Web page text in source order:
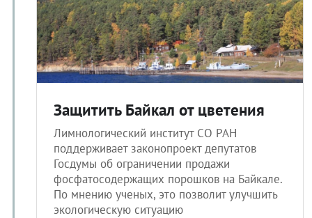
Защитить Байкал от цветения
Лимнологический институт СО РАН
поддерживает законопроект депутатов
Госдумы об ограничении продажи
фосфатосодержащих порошков на Байкале.
По мнению ученых, это позволит улучшить
экологическую ситуацию